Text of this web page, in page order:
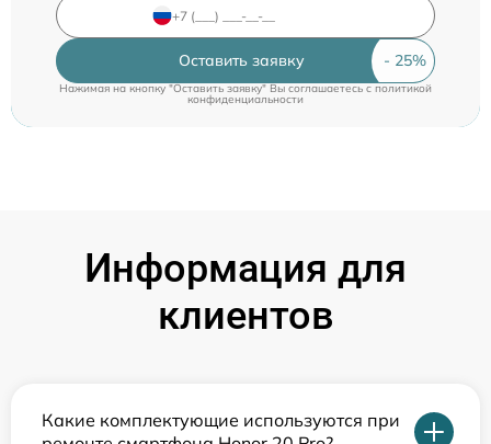
Оставить заявку
Нажимая на кнопку "Оставить заявку" Вы соглашаетесь cполитикой
конфиденциальности
Информация для
клиентов
Какие комплектующие используются при